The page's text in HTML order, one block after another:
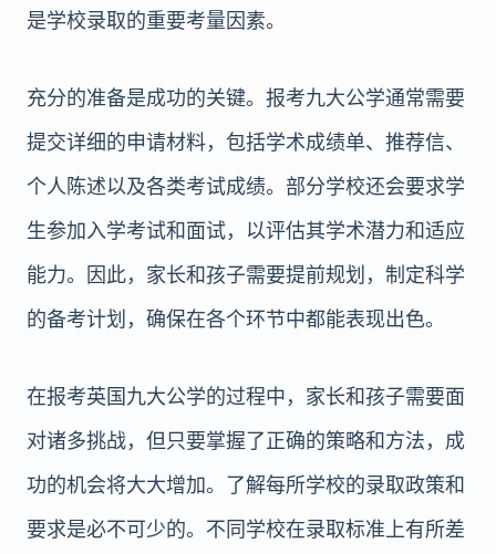
是学校录取的重要考量因素。
充分的准备是成功的关键。报考九大公学通常需要
提交详细的申请材料，包括学术成绩单、推荐信、
个人陈述以及各类考试成绩。部分学校还会要求学
生参加入学考试和面试，以评估其学术潜力和适应
能力。因此，家长和孩子需要提前规划，制定科学
的备考计划，确保在各个环节中都能表现出色。
在报考英国九大公学的过程中，家长和孩子需要面
对诸多挑战，但只要掌握了正确的策略和方法，成
功的机会将大大增加。了解每所学校的录取政策和
要求是必不可少的。不同学校在录取标准上有所差